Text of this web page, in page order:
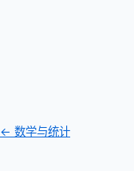
← 数学与统计